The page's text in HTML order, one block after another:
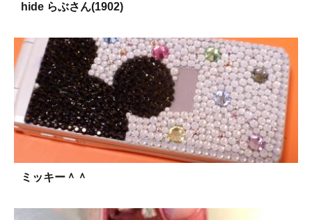
hide らぶさん(1902)
ミッキー＾＾